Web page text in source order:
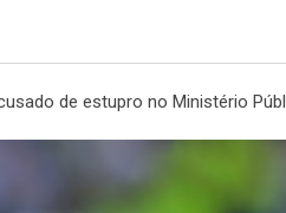
de estupro no Ministério